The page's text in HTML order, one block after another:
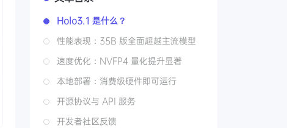
Holo3.1 是什么？
性能表现：35B 版全面超越主流模型
速度优化：NVFP4 量化提升显著
本地部署：消费级硬件即可运行
开源协议与 API 服务
开发者社区反馈